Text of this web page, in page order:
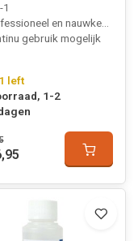
1
en nauwkeurig
gebruik mogelijk
left
1-2